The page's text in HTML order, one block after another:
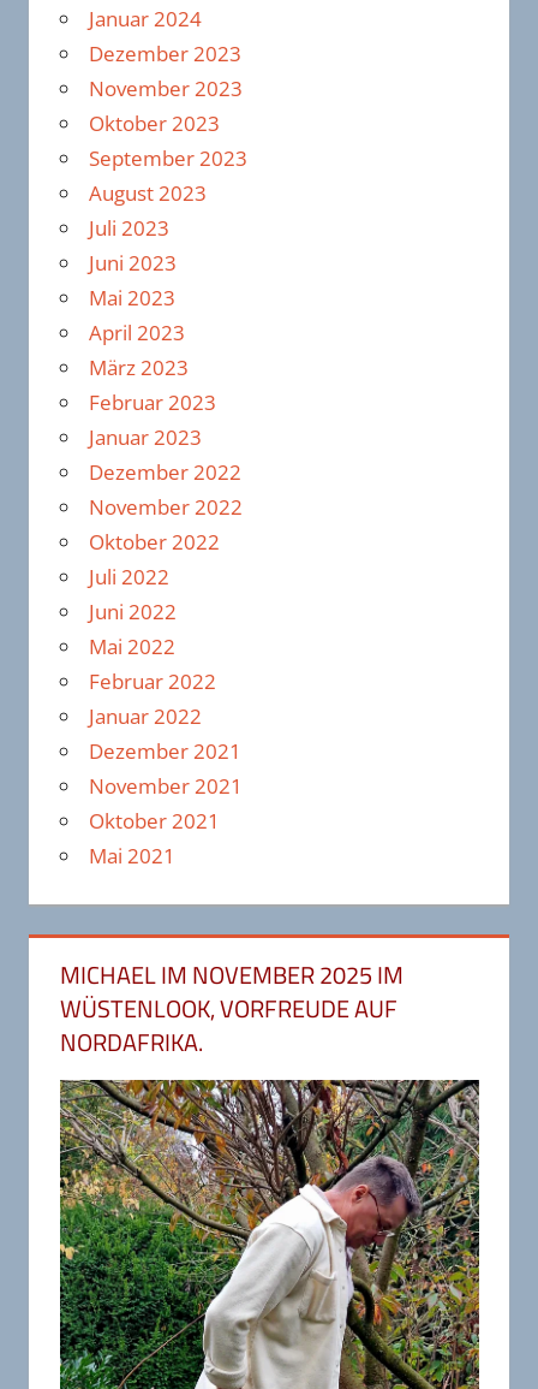
Januar 2024
Dezember 2023
November 2023
Oktober 2023
September 2023
August 2023
Juli 2023
Juni 2023
Mai 2023
April 2023
März 2023
Februar 2023
Januar 2023
Dezember 2022
November 2022
Oktober 2022
Juli 2022
Juni 2022
Mai 2022
Februar 2022
Januar 2022
Dezember 2021
November 2021
Oktober 2021
Mai 2021
MICHAEL IM NOVEMBER 2025 IM
WÜSTENLOOK, VORFREUDE AUF
NORDAFRIKA.